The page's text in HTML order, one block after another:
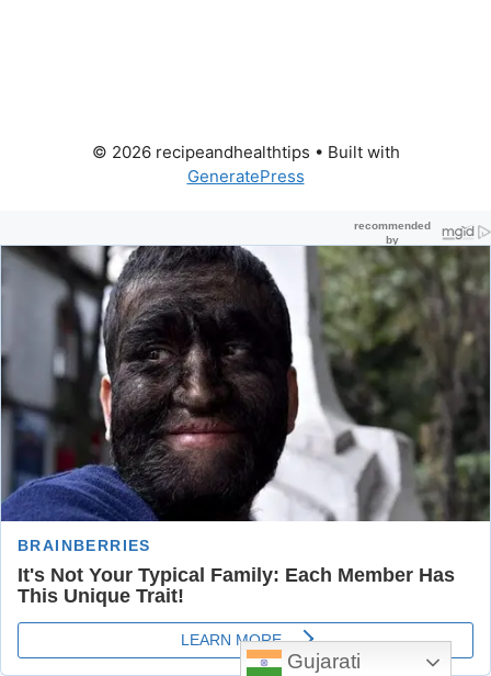
© 2026 recipeandhealthtips • Built with
GeneratePress
Gujarati